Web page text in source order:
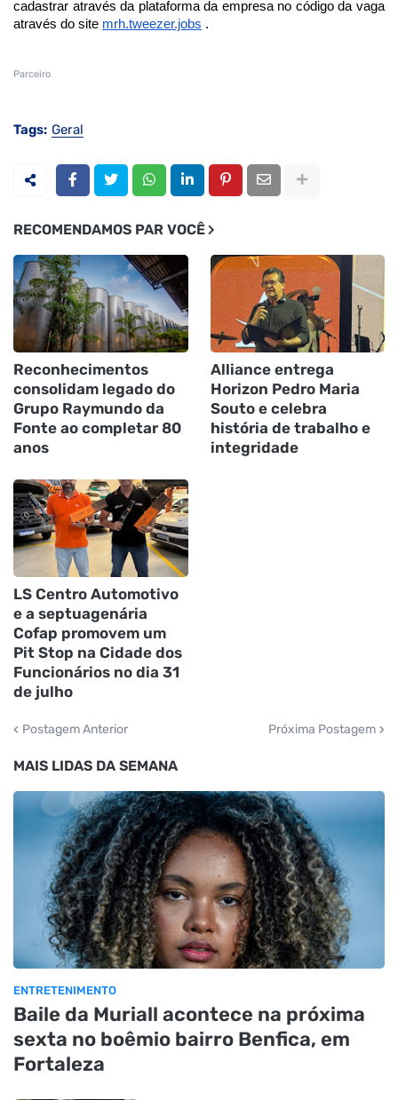
cadastrar através da plataforma da empresa no código da vaga
através do site mrh.tweezer.jobs .
Parceiro
Tags: Geral
RECOMENDAMOS PAR VOCÊ
Reconhecimentos
consolidam legado do
Grupo Raymundo da
Fonte ao completar 80
anos
Alliance entrega
Horizon Pedro Maria
Souto e celebra
história de trabalho e
integridade
LS Centro Automotivo
e a septuagenária
Cofap promovem um
Pit Stop na Cidade dos
Funcionários no dia 31
de julho
Postagem Anterior Próxima Postagem
MAIS LIDAS DA SEMANA
ENTRETENIMENTO
Baile da Muriall acontece na próxima
sexta no boêmio bairro Benfica, em
Fortaleza